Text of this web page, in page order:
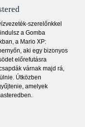
szerelőnkkel
a Gomba
a Mario XP:
aki egy bizonyos
előrefutásra
várnak majd rá,
Útközben
amelyek